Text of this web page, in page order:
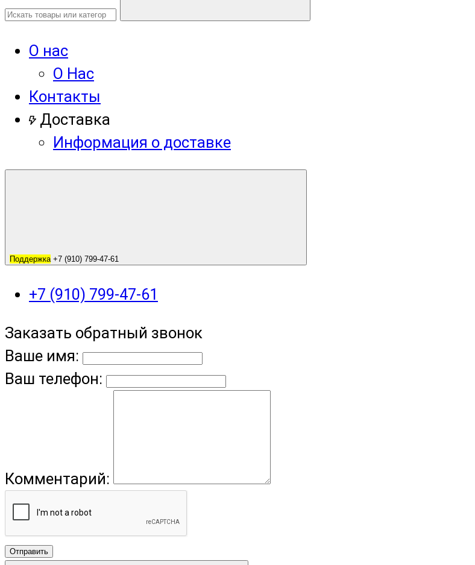
О нас
О Нас
Контакты
Доставка
Информация о доставке
Поддержка +7 (910) 799-47-61
+7 (910) 799-47-61
Заказать обратный звонок
Ваше имя:
Ваш телефон:
Комментарий:
Отправить